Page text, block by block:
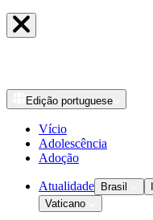
Edição portuguese
Vício
Adolescência
Adoção
Atualidade Brasil
Vaticano